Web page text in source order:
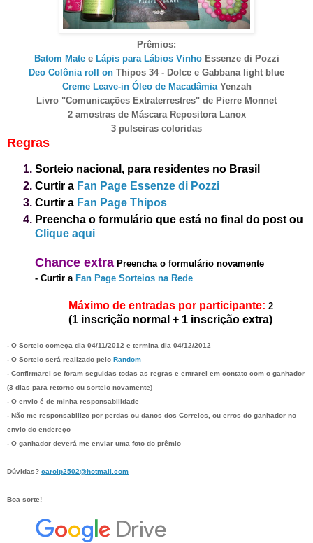
Prêmios:
Batom Matee Lápis para Lábios VinhoEssenze di Pozzi
Deo Colônia roll on Thipos 34 - Dolce e Gabbana light blue
Creme Leave-in Óleo de MacadâmiaYenzah
Livro "Comunicações Extraterrestres" de Pierre Monnet
2 amostras de Máscara Repositora Lanox
3 pulseiras coloridas
Regras
Sorteio nacional, para residentes no Brasil
Curtir a Fan Page Essenze di Pozzi
Curtir a Fan Page Thipos
Preencha o formulário que está no final do post ou
Clique aqui
Chance extra Preencha o formulário novamente
- Curtir a Fan Page Sorteios na Rede
Máximo de entradas por participante: 2
(1 inscrição normal + 1 inscrição extra)
- O Sorteio começa dia 04/11/2012 e termina dia 04/12/2012
- O Sorteio será realizado pelo Random
- Confirmarei se foram seguidas todas as regras e entrarei em contato com o ganhador
(3 dias para retorno ou sorteio novamente)
- O envio é de minha responsabilidade
- Não me responsabilizo por perdas ou danos dos Correios, ou erros do ganhador no
envio do endereço
- O ganhador deverá me enviar uma foto do prêmio
Dúvidas? carolp2502@hotmail.com
Boa sorte!